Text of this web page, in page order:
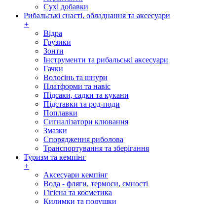
Сухі добавки
Рибальські снасті, обладнання та аксесуари
+
Відра
Грузики
Зонти
Інструменти та рибальські аксесуари
Гачки
Волосінь та шнури
Платформи та навіс
Підсаки, садки та кукани
Підставки та род-поди
Поплавки
Сигналізатори клювання
Змазки
Спорядження риболова
Транспортування та зберігання
Туризм та кемпінг
+
Аксесуари кемпінг
Вода - фляги, термоси, ємності
Гігієна та косметика
Килимки та подушки